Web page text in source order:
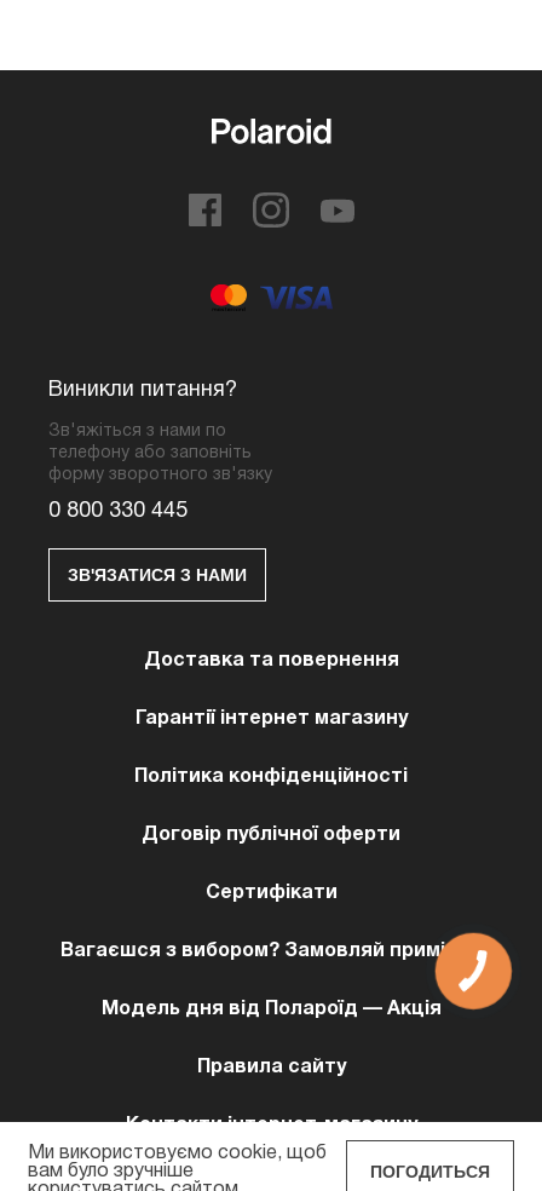
Виникли питання?
Зв'яжіться з нами по
телефону або заповніть
форму зворотного зв'язку
0 800 330 445
ЗВ'ЯЗАТИСЯ З НАМИ
Доставка та повернення
Гарантії інтернет магазину
Політика конфіденційності
Договір публічної оферти
Сертифікати
Вагаєшся з вибором? Замовляй примірку!
Модель дня від Полароїд — Акція
Правила сайту
Контакти інтернет-магазину
Ми використовуємо cookie, щоб
вам було зручніше
ПОГОДИТЬСЯ